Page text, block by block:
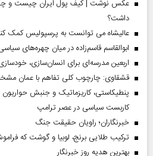
عکس نوشت | کیف پول ایران چیست و
داشت؟
عالیشاه می توانست به پرسپولیس کمک
ابوالقاسم قاسم‌زاده در میان چهره‌های
اربعین مدرسه‌ای برای انسان‌سازی،
قشقاوی: چارچوب کلی تفاهم با عمان
پنطیکاستی، کاریزماتیک و جنبش حواریون
کاربست سیاسی در عصر ترامپ
خبرنگاران؛ راویان حقیقت جنگ
ترکیب طلایی برنج، لوبیا و گوشت که
بهترین هدیه روز خبرنگار